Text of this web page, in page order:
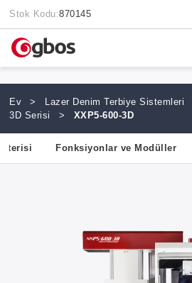
Stok Kodu:870145
Ev > Lazer Denim Terbiye Sistemleri
3D Serisi
> XXP5-600-3D
Fonksiyonlar ve Modüller